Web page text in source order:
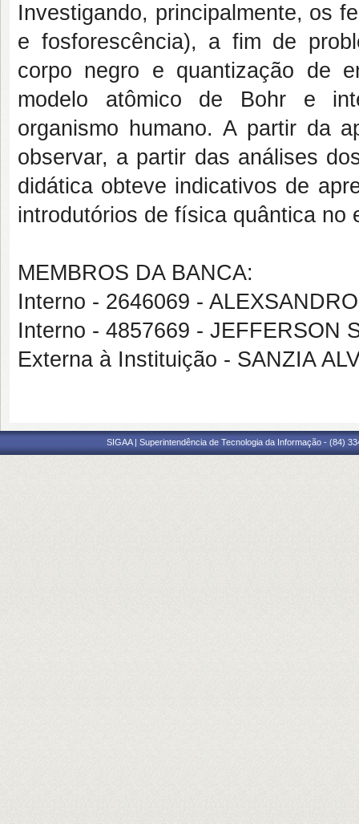
Investigando, principalmente, os
e fosforescência), a fim de
corpo negro e quantização de
modelo atômico de Bohr e
organismo humano. A partir da
observar, a partir das análises
didática obteve indicativos de
introdutórios de física quântica no
MEMBROS DA BANCA:
Interno - 2646069 -
Interno - 4857669 - JEFFERSON
Externa à Instituição - SANZIA
SIGAA | Superintendência de Tecnologia da Informação - (84)